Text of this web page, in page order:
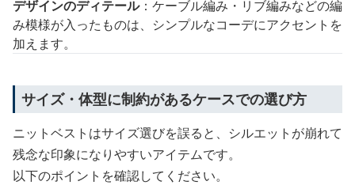
デザインのディテール：ケーブル編み・リブ編みなどの編
み模様が入ったものは、シンプルなコーデにアクセントを
加えます。
サイズ・体型に制約があるケースでの選び方
ニットベストはサイズ選びを誤ると、シルエットが崩れて
残念な印象になりやすいアイテムです。
以下のポイントを確認してください。